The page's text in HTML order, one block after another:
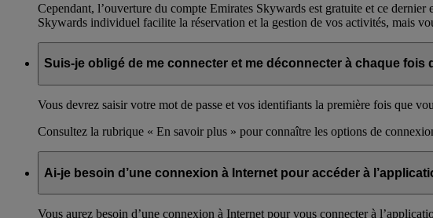
Cependant, l’ouverture du compte Emirates Skywards est gratuite et ce
Skywards individuel facilite la réservation et la gestion de vos activités, mais
Suis-je obligé de me connecter et me déconnecter à chaque fois
Vous devrez saisir votre mot de passe et vos identifiants la première fois que
Consultez la rubrique « En savoir plus » pour connaître les options de
Ai-je besoin d’une connexion à Internet pour accéder à
Vous aurez besoin d’une connexion à Internet pour vous connecter à